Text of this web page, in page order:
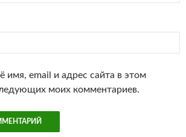
имя, email и адрес сайта в этом
моих комментариев.